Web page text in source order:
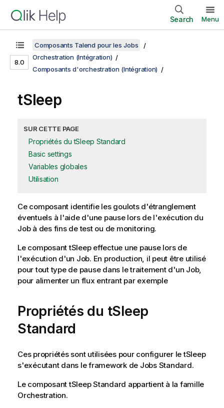
Search Menu
8.0
Composants Talend pour les Jobs
Orchestration (Intégration)
Composants d'orchestration (Intégration)
tSleep
SUR CETTE PAGE
Propriétés du tSleep Standard
Basic settings
Variables globales
Utilisation
Ce composant identifie les goulots d'étranglement
éventuels à l'aide d'une pause lors de l'exécution du
Job à des fins de test ou de monitoring.
Le composanttSleepeffectue une pause lors de
l'exécution d'un Job. En production, il peut être utilisé
pour tout type de pause dans le traitement d'un Job,
pour alimenter un flux entrant par exemple
Propriétés du tSleep
Standard
Ces propriétés sont utilisées pour configurer letSleep
s'exécutant dans le framework de Jobs Standard.
Le composanttSleepStandard appartient à la famille
Orchestration.